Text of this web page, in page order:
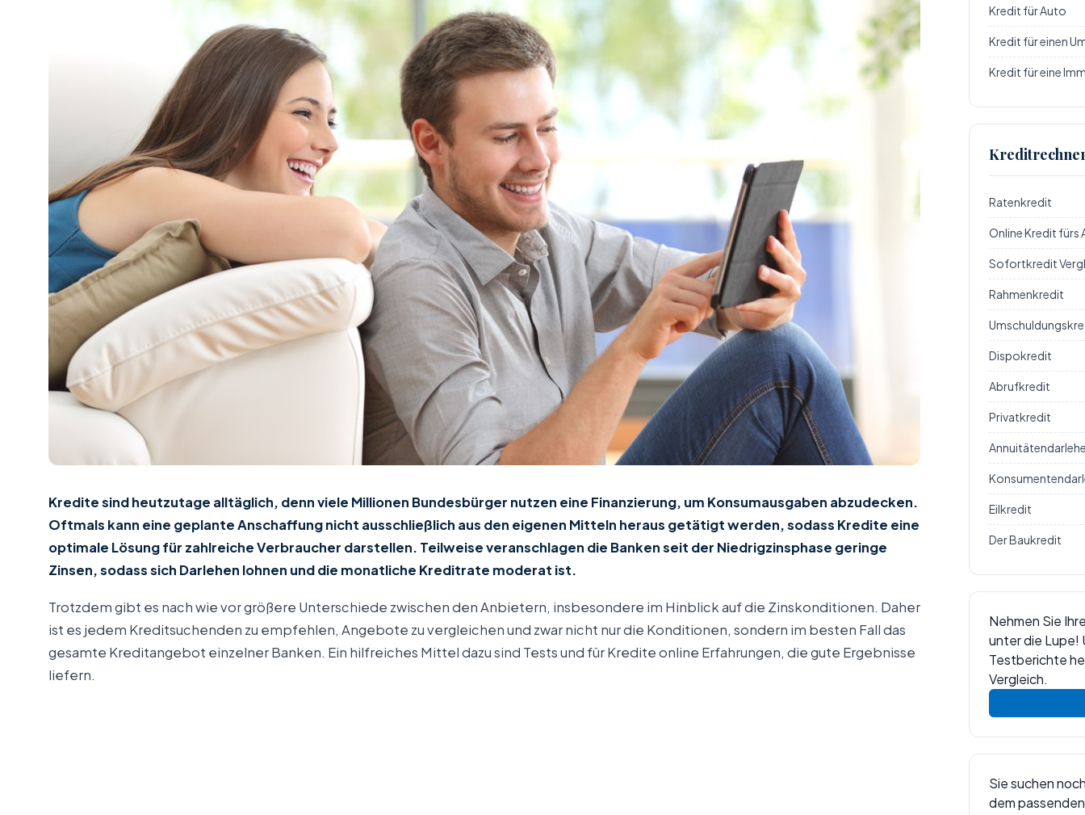
Kredite sind heutzutage alltäglich, denn viele Millionen Bundesbürger nutzen eine Finanzierung, um Konsumausgaben abzudecken.
Oftmals kann eine geplante Anschaffung nicht ausschließlich aus den eigenen Mitteln heraus getätigt werden, sodass Kredite eine
optimale Lösung für zahlreiche Verbraucher darstellen. Teilweise veranschlagen die Banken seit der Niedrigzinsphase geringe
Zinsen, sodass sich Darlehen lohnen und die monatliche Kreditrate moderat ist.
Trotzdem gibt es nach wie vor größere Unterschiede zwischen den Anbietern, insbesondere im Hinblick auf die Zinskonditionen. Daher
ist es jedem Kreditsuchenden zu empfehlen, Angebote zu vergleichen und zwar nicht nur die Konditionen, sondern im besten Fall das
gesamte Kreditangebot einzelner Banken. Ein hilfreiches Mittel dazu sind Tests und für Kredite online Erfahrungen, die gute Ergebnisse
liefern.
Kredit für Auto
Kredit für einen
Kredit für eine
Ratenkredit
Online Kredit fürs
Sofortkredit
Rahmenkredit
Dispokredit
Abrufkredit
Privatkredit
Eilkredit
Der Baukredit
Nehmen Sie
unter die Lupe!
Testberichte
Vergleich.
Sie suchen
dem